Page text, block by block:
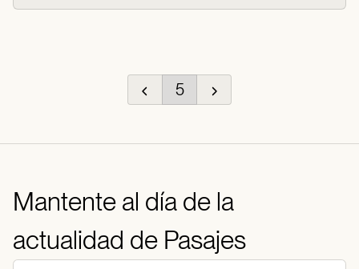
5
Mantente al día de la
actualidad de Pasajes